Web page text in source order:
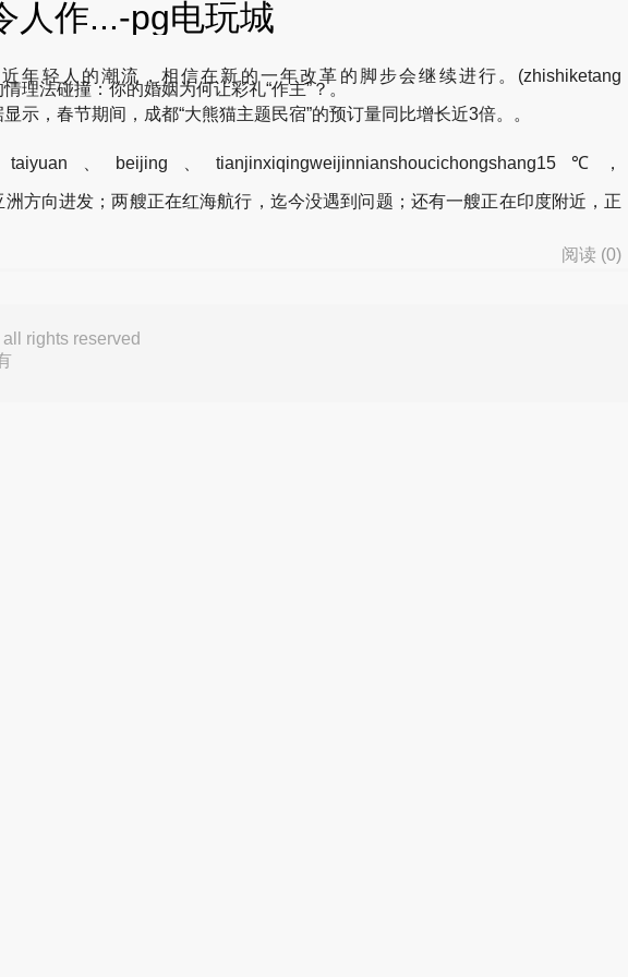
人作...-pg电玩城
轻人的潮流，相信在新的一年改革的脚步会继续进行。(zhishiketang
理法碰撞：你的婚姻为何让彩礼“作主”？。
，春节期间，成都“大熊猫主题民宿”的预订量同比增长近3倍。。
、beijing、tianjinxiqingweijinnianshoucichongshang15℃，
向进发；两艘正在红海航行，迄今没遇到问题；还有一艘正在印度附近，正
阅读 (0)
rights reserved